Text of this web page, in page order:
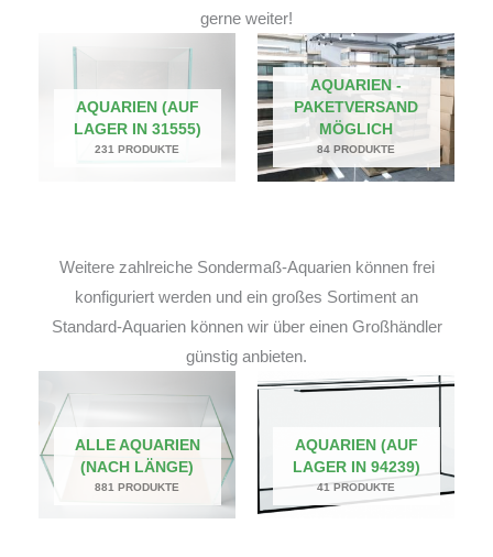
gerne weiter!
AQUARIEN (AUF
LAGER IN 31555)
231 PRODUKTE
AQUARIEN -
PAKETVERSAND
MÖGLICH
84 PRODUKTE
Weitere zahlreiche Sondermaß-Aquarien können frei
konfiguriert werden und ein großes Sortiment an
Standard-Aquarien können wir über einen Großhändler
günstig anbieten.
ALLE AQUARIEN
(NACH LÄNGE)
881 PRODUKTE
AQUARIEN (AUF
LAGER IN 94239)
41 PRODUKTE